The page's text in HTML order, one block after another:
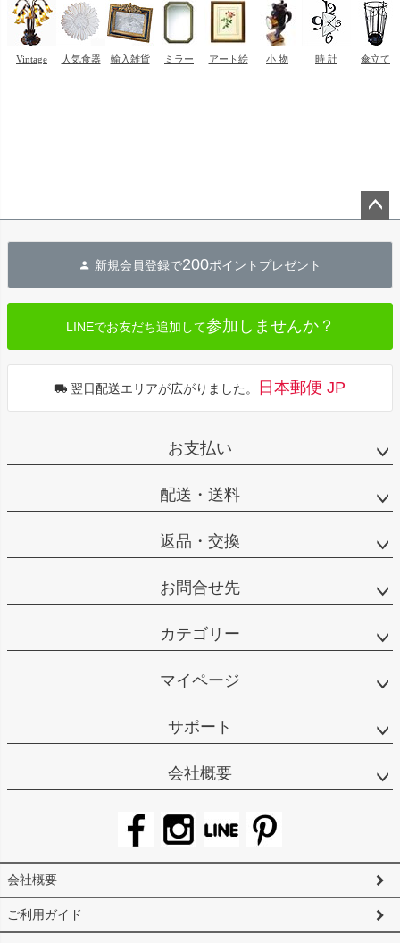
へ
新規会員登録で200ポイントプレゼント
LINEでお友だち追加して参加しませんか？
翌日配送エリアが広がりました。 日本郵便 JP
お支払い
配送・送料
返品・交換
お問合せ先
カテゴリー
マイページ
サポート
会社概要
会社概要
ご利用ガイド